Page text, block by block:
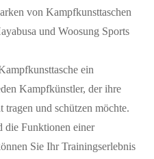
von Kampfkunsttaschen
und Woosung Sports
ein
Kampfkünstler, der ihre
und schützen möchte.
die Funktionen einer
Sie Ihr Trainingserlebnis